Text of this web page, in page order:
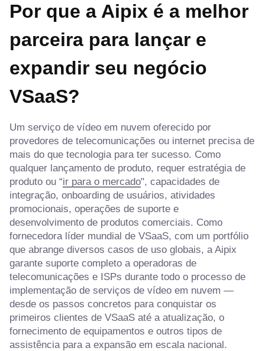
Por que a Aipix é a melhor
parceira para lançar e
expandir seu negócio
VSaaS?
Um serviço de vídeo em nuvem oferecido por
provedores de telecomunicações ou internet precisa de
mais do que tecnologia para ter sucesso. Como
qualquer lançamento de produto, requer estratégia de
produto ou “ir para o mercado", capacidades de
integração, onboarding de usuários, atividades
promocionais, operações de suporte e
desenvolvimento de produtos comerciais. Como
fornecedora líder mundial de VSaaS, com um portfólio
que abrange diversos casos de uso globais, a Aipix
garante suporte completo a operadoras de
telecomunicações e ISPs durante todo o processo de
implementação de serviços de vídeo em nuvem —
desde os passos concretos para conquistar os
primeiros clientes de VSaaS até a atualização, o
fornecimento de equipamentos e outros tipos de
assistência para a expansão em escala nacional.